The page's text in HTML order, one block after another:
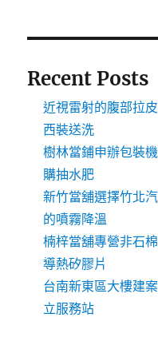
Recent Posts
近視雷射的腹部拉
西裝送洗
樹林當鋪申辦包裝
購抽水肥
新竹當舖選擇竹北
的噴霧降溫
楠梓當舖專營非石
導熱矽膠片
台南新東區大樓建
立服務站